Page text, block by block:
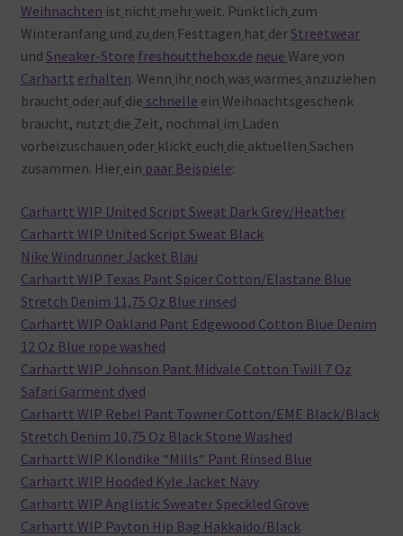
Weihnachten ist nicht mehr weit. Pünktlich zum
Winteranfang und zu den Festtagen hat derStreetwear
und Sneaker-Store freshoutthebox.de neue Ware von
Carhartt erhalten. Wenn ihr noch was warmes anzuziehen
braucht oder auf die schnelle ein Weihnachtsgeschenk
braucht, nutzt die Zeit, nochmal im Laden
vorbeizuschauen oder klickt euch die aktuellen Sachen
zusammen. Hier ein paar Beispiele:
Carhartt WIP United Script Sweat Dark Grey/Heather
Carhartt WIP United Script Sweat Black
Nike Windrunner Jacket Blau
Carhartt WIP Texas Pant Spicer Cotton/Elastane Blue
Stretch Denim 11,75 Oz Blue rinsed
Carhartt WIP Oakland Pant Edgewood Cotton Blue Denim
12 Oz Blue rope washed
Carhartt WIP Johnson Pant Midvale Cotton Twill 7 Oz
Safari Garment dyed
Carhartt WIP Rebel Pant Towner Cotton/EME Black/Black
Stretch Denim 10,75 Oz Black Stone Washed
Carhartt WIP Klondike “Mills“ Pant Rinsed Blue
Carhartt WIP Hooded Kyle Jacket Navy
Carhartt WIP Anglistic Sweater Speckled Grove
Carhartt WIP Payton Hip Bag Hakkaido/Black